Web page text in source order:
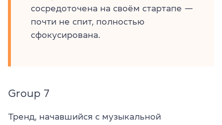
сосредоточена на своём стартапе —
почти не спит, полностью
сфокусирована.
Group 7
Тренд, начавшийся с музыкальной